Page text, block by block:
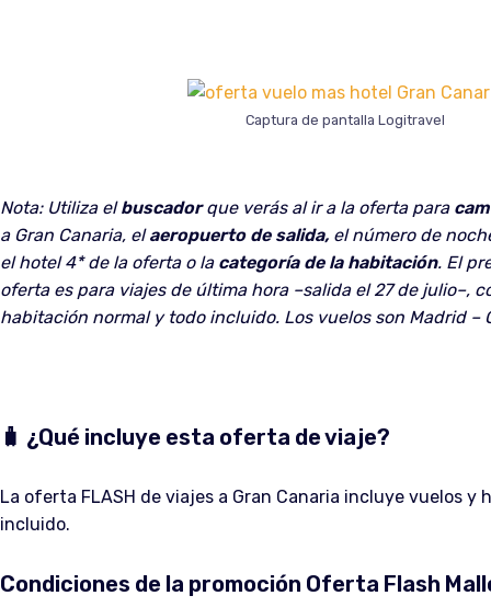
Captura de pantalla Logitravel
Nota: Utiliza elbuscadorque verás al ir a la oferta para
a Gran Canaria, elaeropuerto de salida, el número de
el hotel 4* de la oferta o la categoría de la habitación. El
oferta es para viajes de última hora –salida el 27 de julio–,
habitación normal y todo incluido. Los vuelos son Madrid –
🧳 ¿Qué incluye esta oferta de viaje?
La oferta FLASH de viajes a Gran Canaria incluye vuelos y
incluido.
Condiciones de la promoción Oferta Flash